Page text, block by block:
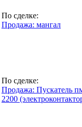
По сделке:
Продажа: мангал
По сделке:
Продажа: Пускатель
2200